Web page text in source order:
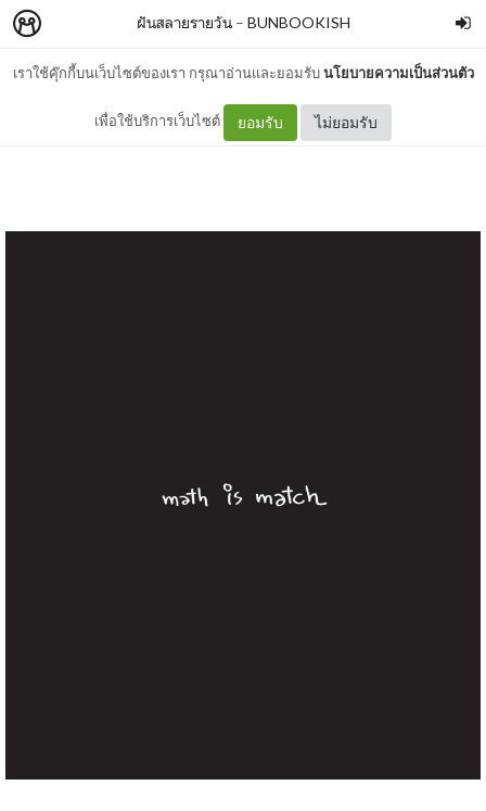
เราใช้คุ๊กกี้บนเว็บไซต์ของเรา กรุณาอ่านและยอมรับนโยบายความเป็นส่วนตัว
เพื่อใช้บริการเว็บไซต์ ยอมรับ ไม่ยอมรับ
ฝันสลายรายวัน– BUNBOOKISH
math is match